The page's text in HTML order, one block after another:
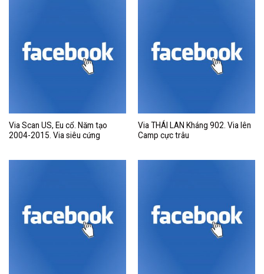
Via Scan US, Eu cổ. Năm tạo
2004-2015. Via siêu cứng
Via THÁI LAN Kháng 902. Via lên
Camp cực trâu